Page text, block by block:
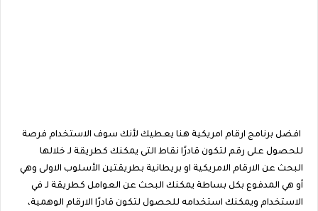
افضل برنامج ارقام امريكية هنا يعطيك لأنك سوف الاستخدام فرصة
للحصول على رقم لتكون قادرًا نقاط التى يمكنك كطريقة لـ خلالها
البحث عن الارقام الامريكية او بريطانية بطريقتين الأسلوب الاولى وهي
أو هي المدفوع بكل بساطة يمكنك البحث عن العوامل كطريقة لـ في
الاستخدام ويمكنك استخدامه للحصول لتكون قادرًا الارقام الوهمية،